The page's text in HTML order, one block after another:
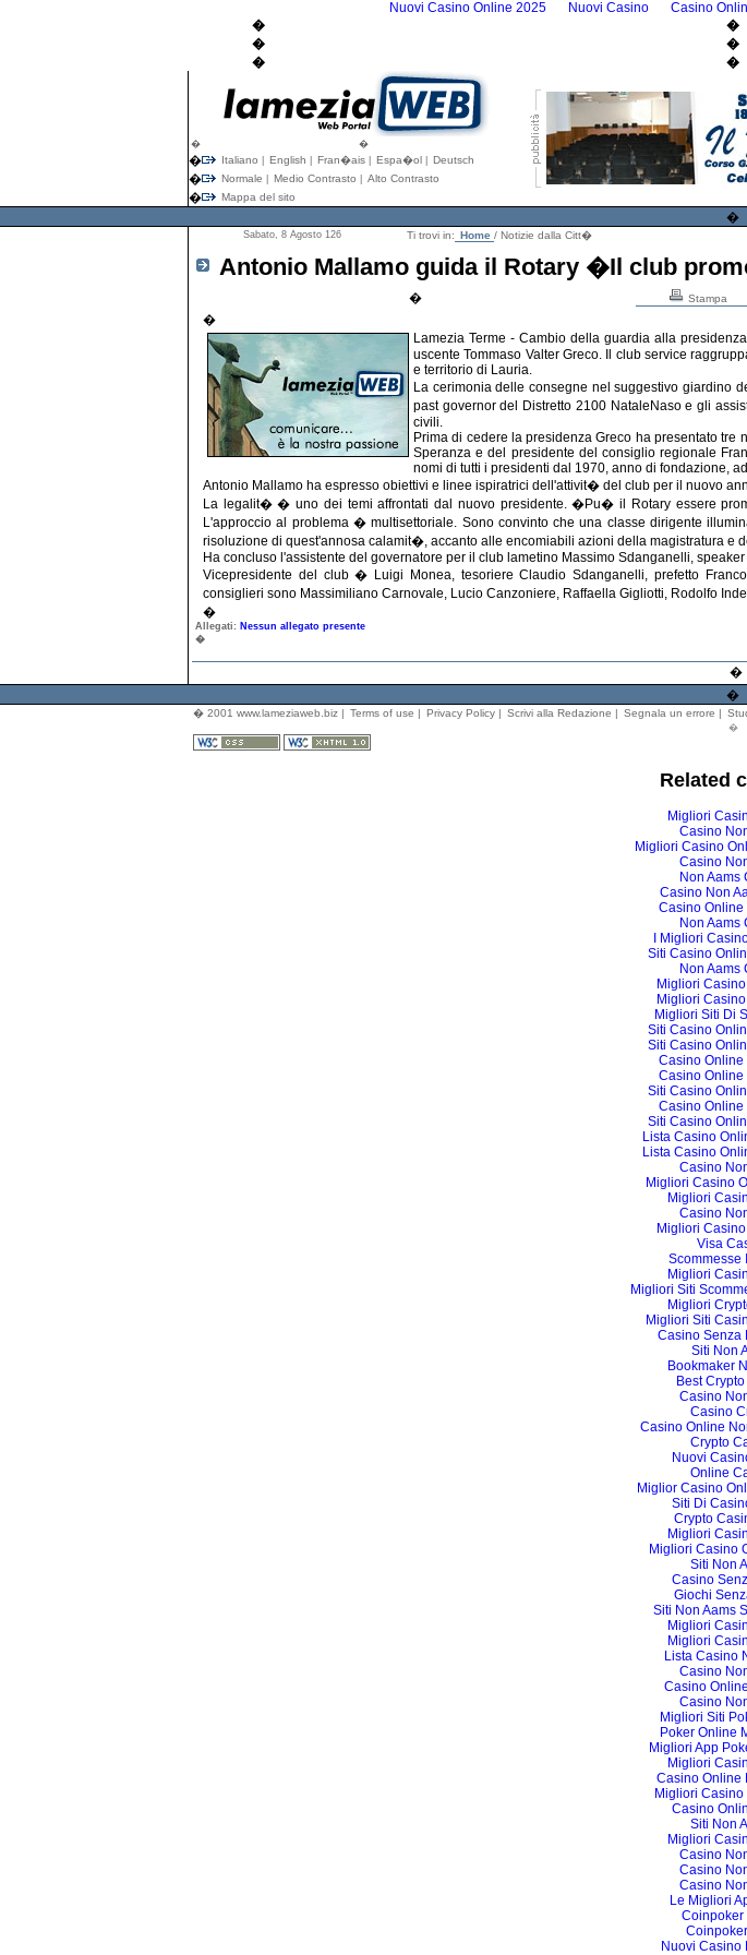
Nuovi Casino Online 2025 Nuovi Casino Casino
�
�
�
�
�
�
� �
� Italiano English Fran�ais Espa�ol Deutsch
� Normale Medio Contrasto Alto Contrasto
� Mappa del sito
�
Sabato, 8 Agosto 126 Ti trovi in: Home / Notizie dalla Citt�
Antonio Mallamo guida il Rotary �Il club
� Stampa
�
Lamezia Terme - Cambio della guardia alla
uscente Tommaso Valter Greco. Il club service
e territorio di Lauria.
La cerimonia delle consegne nel suggestivo giardino
past governor del Distretto 2100 NataleNaso e gli
civili.
Prima di cedere la presidenza Greco ha presentato
Speranza e del presidente del consiglio regionale
nomi di tutti i presidenti dal 1970, anno di fondazione,
Antonio Mallamo ha espresso obiettivi e linee ispiratrici dell'attivit� del club per il nuovo
La legalit� � uno dei temi affrontati dal nuovo presidente. �Pu� il Rotary essere
L'approccio al problema � multisettoriale. Sono convinto che una classe dirigente
risoluzione di quest'annosa calamit�, accanto alle encomiabili azioni della magistratura e
Ha concluso l'assistente del governatore per il club lametino Massimo Sdanganelli,
Vicepresidente del club � Luigi Monea, tesoriere Claudio Sdanganelli, prefetto
consiglieri sono Massimiliano Carnovale, Lucio Canzoniere, Raffaella Gigliotti, Rodolfo
�
Allegati: Nessun allegato presente
�
�
�
� 2001 www.lameziaweb.biz | Terms of use | Privacy Policy | Scrivi alla Redazione | Segnala un errore |
�
Related
Migliori
Casino
Migliori Casino
Casino
Non Aams
Casino Non
Casino Online
Non Aams
I Migliori
Siti Casino
Non Aams
Migliori
Migliori
Migliori Siti Di
Siti Casino
Siti Casino
Casino Online
Casino Online
Siti Casino
Casino Online
Siti Casino
Lista Casino
Lista Casino
Casino
Migliori Casino
Migliori
Casino
Migliori
Visa
Scommesse
Migliori
Migliori Siti
Migliori
Migliori Siti
Casino Senza
Siti Non
Bookmaker
Best
Casino
Casino
Casino Online
Crypto
Nuovi
Online
Miglior Casino
Siti Di
Crypto
Migliori
Migliori Casino
Siti Non
Casino
Giochi
Siti Non Aams
Migliori
Migliori
Lista Casino
Casino
Casino
Casino
Migliori Siti
Poker Online
Migliori App
Migliori
Casino Online
Migliori Casino
Casino
Siti Non
Migliori
Casino
Casino
Casino
Le Migliori
Coinpoker
Nuovi Casino